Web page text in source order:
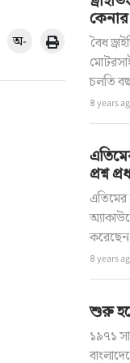
অ-
বৈধ
চলতি
৪ years
প্রশ্ন
এতিমের
করেছেন
৪ years
শুরু
১৯৭১